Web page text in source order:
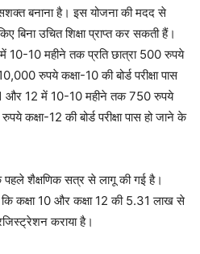
बनाना है। इस योजना की मदद से
बिना उचित शिक्षा प्राप्त कर सकती हैं।
10-10 महीने तक प्रति छात्रा 500 रुपये
रुपये कक्षा-10 की बोर्ड परीक्षा पास
और 12 में 10-10 महीने तक 750 रुपये
कक्षा-12 की बोर्ड परीक्षा पास हो जाने के
पहले शैक्षणिक सत्र से लागू की गई है।
कक्षा 10 और कक्षा 12 की 5.31 लाख से
कराया है।